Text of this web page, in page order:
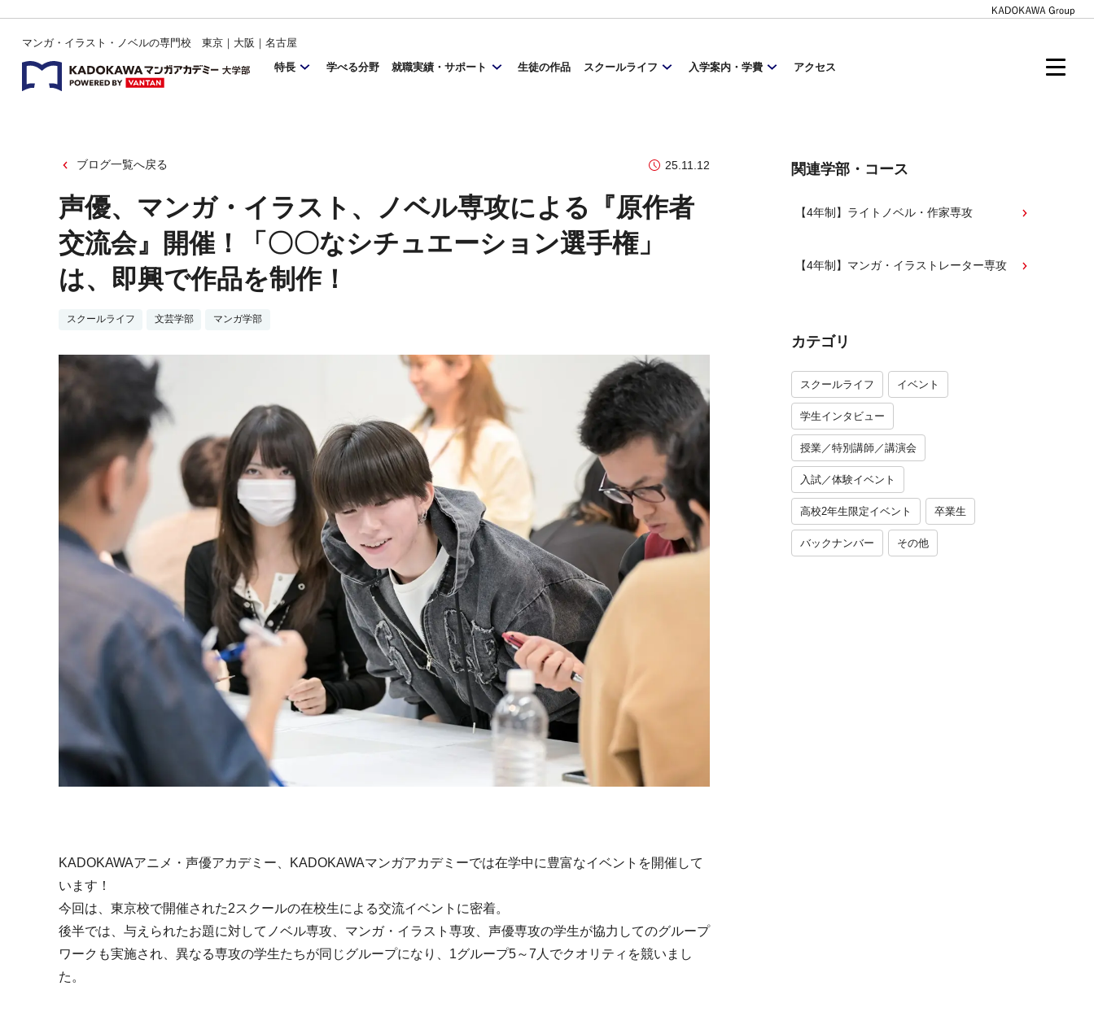
マンガ・イラスト・ノベルの専門校 東京｜大阪｜名古屋
特長
学べる分野 就職実績・サポート 生徒の作品 スクールライフ 入学案内・学費 アクセス
ブログ一覧へ戻る 25.11.12
声優、マンガ・イラスト、ノベル専攻による『原作者
交流会』開催！「〇〇なシチュエーション選手権」
は、即興で作品を制作！
スクールライフ 文芸学部 マンガ学部
KADOKAWAアニメ・声優アカデミー、KADOKAWAマンガアカデミーでは在学中に豊富なイベントを開催して
います！
今回は、東京校で開催された2スクールの在校生による交流イベントに密着。
後半では、与えられたお題に対してノベル専攻、マンガ・イラスト専攻、声優専攻の学生が協力してのグループ
ワークも実施され、異なる専攻の学生たちが同じグループになり、1グループ5～7人でクオリティを競いまし
た。
関連学部・コース
【4年制】ライトノベル・作家専攻
【4年制】マンガ・イラストレーター専攻
カテゴリ
スクールライフ イベント
学生インタビュー
授業／特別講師／講演会
入試／体験イベント
高校2年生限定イベント 卒業生
バックナンバー その他